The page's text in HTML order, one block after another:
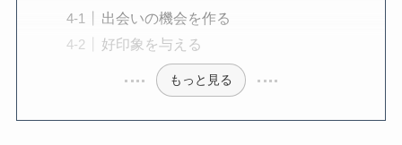
出会いの機会を作る
好印象を与える
もっと見る